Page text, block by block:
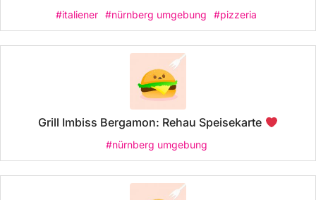
#italiener #nürnberg umgebung #pizzeria
Grill Imbiss Bergamon: Rehau Speisekarte
#nürnberg umgebung